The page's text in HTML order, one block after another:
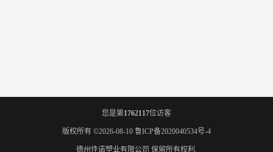
您是第1762117位访客
版权所有 ©2026-08-10 鲁ICP备2020040534号-4
德州佳诺塑业有限公司 保留所有权利.